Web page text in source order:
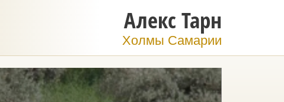
Алекс Тарн
Холмы Самарии